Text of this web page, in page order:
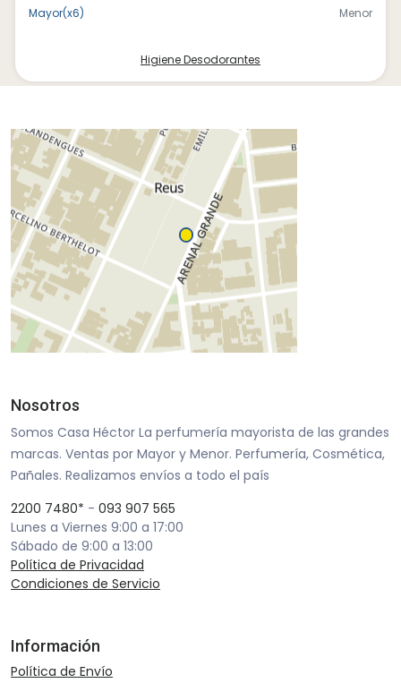
Mayor(x6) Menor
Higiene Desodorantes
Nosotros
Somos Casa Héctor La perfumería mayorista de las grandes
marcas. Ventas por Mayor y Menor. Perfumería, Cosmética,
Pañales. Realizamos envíos a todo el país
2200 7480* - 093 907 565
Lunes a Viernes 9:00 a 17:00
Sábado de 9:00 a 13:00
Política de Privacidad
Condiciones de Servicio
Información
Política de Envío